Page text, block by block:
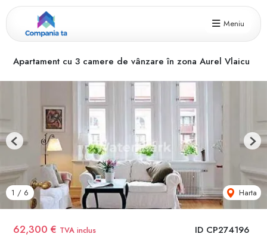
Meniu
Apartament cu 3 camere de vânzare în zona Aurel Vlaicu
ID CP274196
62,300 € TVA inclus
1 / 6 Harta
Previous Next